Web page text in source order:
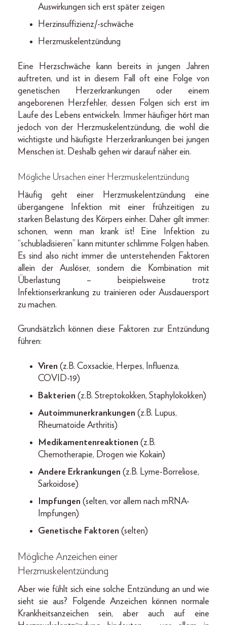
Auswirkungen sich erst später zeigen
Herzinsuffizienz/-schwäche
Herzmuskelentzündung
Eine Herzschwäche kann bereits in jungen Jahren
auftreten, und ist in diesem Fall oft eine Folge von
genetischen Herzerkrankungen oder einem
angeborenen Herzfehler, dessen Folgen sich erst im
Laufe des Lebens entwickeln. Immer häufiger hört man
jedoch von der Herzmuskelentzündung, die wohl die
wichtigste und häufigste Herzerkrankungen bei jungen
Menschen ist. Deshalb gehen wir darauf näher ein.
Mögliche Ursachen einer Herzmuskelentzündung
Häufig geht einer Herzmuskelentzündung eine
übergangene Infektion mit einer frühzeitigen zu
starken Belastung des Körpers einher. Daher gilt immer:
schonen, wenn man krank ist! Eine Infektion zu
“schubladisieren” kann mitunter schlimme Folgen haben.
Es sind also nicht immer die unterstehenden Faktoren
allein der Auslöser, sondern die Kombination mit
Überlastung – beispielsweise trotz
Infektionserkrankung zu trainieren oder Ausdauersport
zu machen.
Grundsätzlich können diese Faktoren zur Entzündung
führen:
Viren (z.B. Coxsackie, Herpes, Influenza,
COVID-19)
Bakterien (z.B. Streptokokken, Staphylokokken)
Autoimmunerkrankungen (z.B. Lupus,
Rheumatoide Arthritis)
Medikamentenreaktionen (z.B.
Chemotherapie, Drogen wie Kokain)
Andere Erkrankungen (z.B. Lyme-Borreliose,
Sarkoidose)
Impfungen (selten, vor allem nach mRNA-
Impfungen)
Genetische Faktoren (selten)
Mögliche Anzeichen einer
Herzmuskelentzündung
Aber wie fühlt sich eine solche Entzündung an und wie
sieht sie aus? Folgende Anzeichen können normale
Krankheitsanzeichen sein, aber auch auf eine